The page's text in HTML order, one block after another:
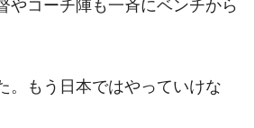
やコーチ陣も一斉にベンチから
。もう日本ではやっていけな